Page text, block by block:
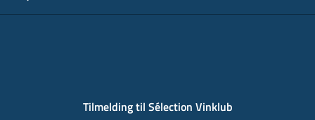
Tilmelding til Sélection Vinklub